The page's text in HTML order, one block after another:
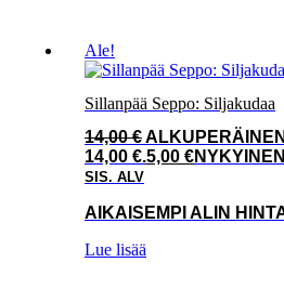
Ale!
Sillanpää Seppo: Siljakudaa
14,00€
14,00 €.5,00 €
SIS. ALV
AIKAISEMPI ALIN
Lue lisää